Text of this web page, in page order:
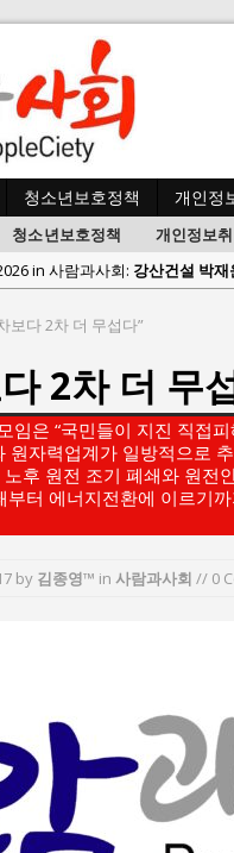
청소년보호정책 개인정
청소년보호정책 개인정보
in 사람과사회: 강산건설 박
2026 in 사람과사회:서효석 충청
in 사람과사회:지방의회 공약
in 사람과사회:“7월 1일 의장
in 사람과사회:“엄마의 절박
in 사람과사회: 통일 지향 2국
보다 2차 더 무섭다”
2차 더 무
임은 “국민들이 지진 직접
원자력업계가 일방적으로
노후 원전 조기 폐쇄와 원
터 에너지전환에 이르기
by 김종영™ in 사람과사회 // 0